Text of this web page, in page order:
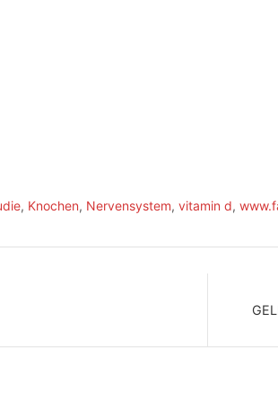
, Knochen, Nervensystem, vitamin d,